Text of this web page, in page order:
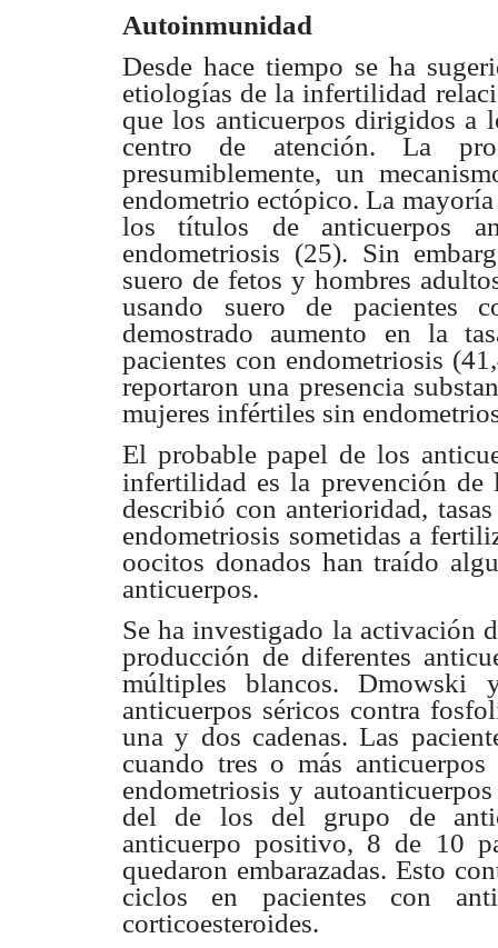
Autoinmunidad
Desde hace tiempo se ha
etiologías de la infertilidad
que los anticuerpos dirigidos a
centro de atención. La
presumiblemente, un
endometrio ectópico. La
los títulos de anticuerpos
endometriosis (25). Sin
suero de fetos y hombres
usando suero de pacientes
demostrado aumento en la
pacientes con endometriosis
reportaron una presencia
mujeres infértiles sin
El probable papel de los
infertilidad es la prevención de
describió con anterioridad,
endometriosis sometidas a
oocitos donados han traído
anticuerpos.
Se ha investigado la activación
producción de diferentes
múltiples blancos.
anticuerpos séricos contra
una y dos cadenas. Las
cuando tres o más anticuerpos
endometriosisy
del de los del grupo de
anticuerpo positivo, 8 de 10
quedaron embarazadas. Esto
ciclos en pacientes con
corticoesteroides.